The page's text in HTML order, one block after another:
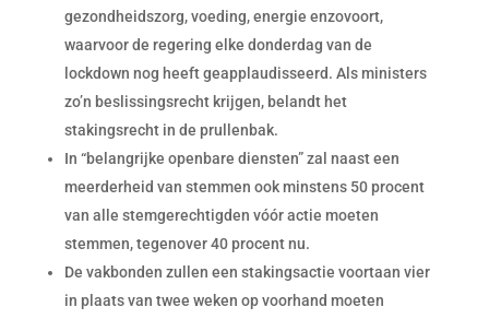
gezondheidszorg, voeding, energie enzovoort,
waarvoor de regering elke donderdag van de
lockdown nog heeft geapplaudisseerd. Als ministers
zo’n beslissingsrecht krijgen, belandt het
stakingsrecht in de prullenbak.
In “belangrijke openbare diensten” zal naast een
meerderheid van stemmen ook minstens 50 procent
van alle stemgerechtigden vóór actie moeten
stemmen, tegenover 40 procent nu.
De vakbonden zullen een stakingsactie voortaan vier
in plaats van twee weken op voorhand moeten